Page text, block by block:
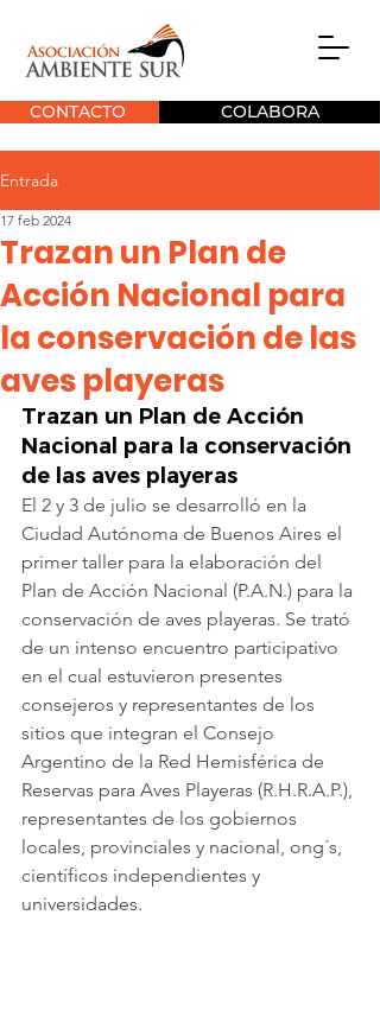
CONTACTO COLABORA
Entrada
Trazan un Plan de
Acción Nacional para
la conservación de las
aves playeras
17 feb 2024
Trazan un Plan de Acción
Nacional para la conservación
de las aves playeras
El 2 y 3 de julio se desarrolló en la
Ciudad Autónoma de Buenos Aires el
primer taller para la elaboración del
Plan de Acción Nacional (P.A.N.) para la
conservación de aves playeras. Se trató
de un intenso encuentro participativo
en el cual estuvieron presentes
consejeros y representantes de los
sitios que integran el Consejo
Argentino de la Red Hemisférica de
Reservas para Aves Playeras (R.H.R.A.P.),
representantes de los gobiernos
locales, provinciales y nacional, ong´s,
científicos independientes y
universidades.